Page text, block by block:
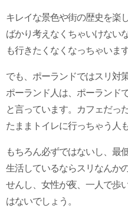
キレイな景色や街の歴史を楽
ばかり考えなくちゃいけない
も行きたくなくなっちゃいま
でも、ポーランドではスリ対
ポーランド人は、ポーランド
と言っています。カフェだっ
たままトイレに行っちゃう人
もちろん必ずではないし、最
生活しているならスリなんか
せんし、女性が夜、一人で歩
はないでしょう。